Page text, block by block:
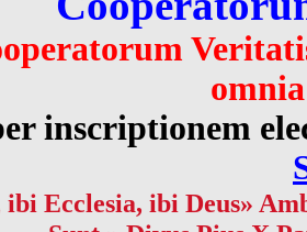
inscriptionem
ibi Ecclesia, ibi Deus»